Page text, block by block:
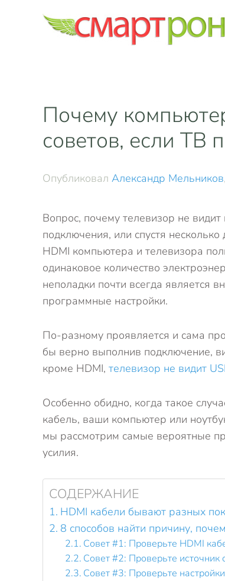
Skip to main content
Почему
советов, если ТВ
Опубликовал Александр Мельников,
Вопрос, почему телевизор не
подключения, или спустя
HDMI компьютера и телевизора
одинаковое количество
неполадки почти всегда является
программные настройки.
По-разному проявляется и сама
бы верно выполнив подключение,
кроме HDMI, телевизор не видит
Особенно обидно, когда такое
кабель, ваши компьютер или
мы рассмотрим самые вероятные
усилия.
СОДЕРЖАНИЕ
HDMI кабели бывают разных
8 способов найти причину,
Совет #1: Проверьте HDMI
Совет #2: Проверьте источник
Совет #3: Проверьте